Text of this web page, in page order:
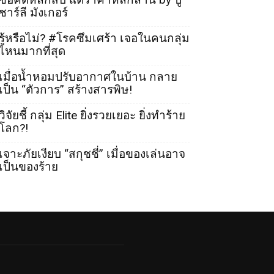
าร์ลี มังเกอร์
หรือไม่? #โรคซึมเศร้า เจอในคนกลุ่ม
หนมากที่สุด
มื่อน้ำหอมปรับอากาศในบ้าน กลาย
ป็น “ตัวการ” สร้างสารพิษ!
จัยชี้ กลุ่ม Elite ยิ่งรวยเยอะ ยิ่งทำร้าย
ลก?!
จาะภัยเงียบ “สกุชชี่” เมื่อของเล่นอาจ
ป็นของร้าย